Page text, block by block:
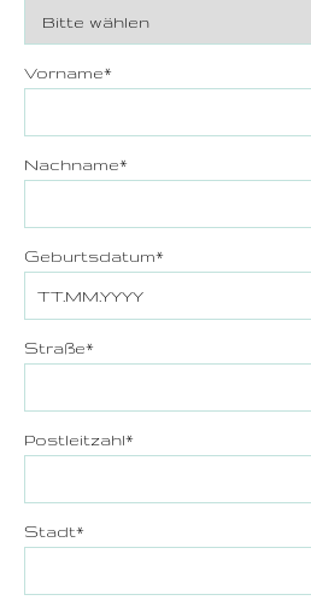
Vorname*
Nachname*
Geburtsdatum*
Straße*
Postleitzahl*
Stadt*